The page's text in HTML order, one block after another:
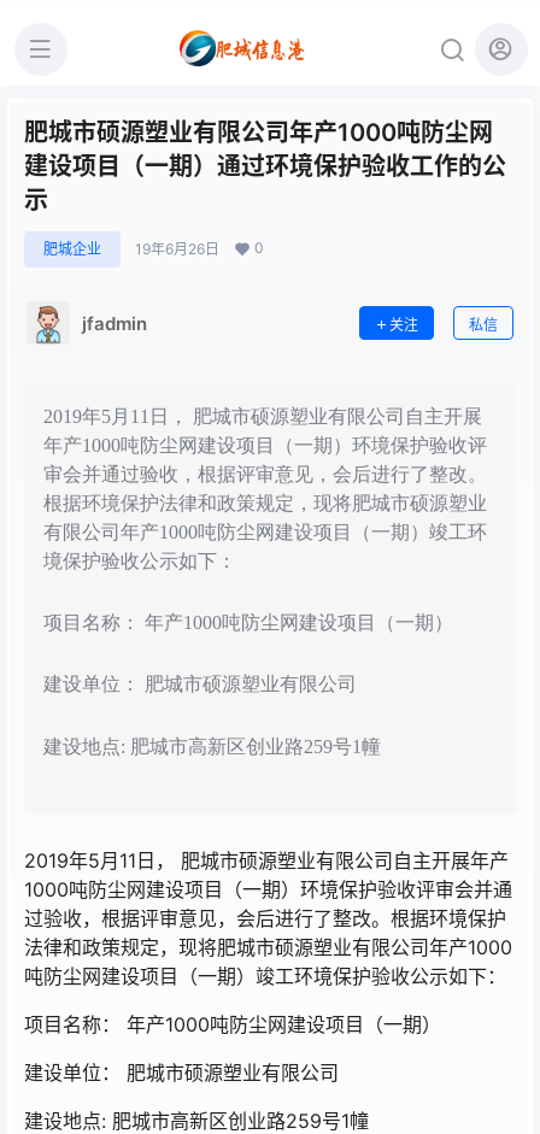
肥城市硕源塑业有限公司年产1000吨防尘网
建设项目（一期）通过环境保护验收工作的公
示
肥城企业 19年6月26日 0
jfadmin 关注 私信
2019年5月11日， 肥城市硕源塑业有限公司自主开展
年产1000吨防尘网建设项目（一期）环境保护验收评
审会并通过验收，根据评审意见，会后进行了整改。
根据环境保护法律和政策规定，现将肥城市硕源塑业
有限公司年产1000吨防尘网建设项目（一期）竣工环
境保护验收公示如下：
项目名称： 年产1000吨防尘网建设项目（一期）
建设单位： 肥城市硕源塑业有限公司
建设地点: 肥城市高新区创业路259号1幢
2019年5月11日， 肥城市硕源塑业有限公司自主开展年产
1000吨防尘网建设项目（一期）环境保护验收评审会并通
过验收，根据评审意见，会后进行了整改。根据环境保护
法律和政策规定，现将肥城市硕源塑业有限公司年产1000
吨防尘网建设项目（一期）竣工环境保护验收公示如下：
项目名称： 年产1000吨防尘网建设项目（一期）
建设单位： 肥城市硕源塑业有限公司
建设地点: 肥城市高新区创业路259号1幢